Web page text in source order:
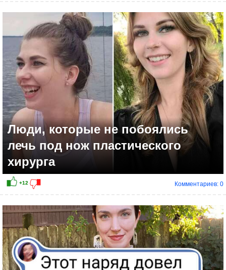
+10
Люди, которые не побоялись
лечь под нож пластического
хирурга
Комментариев: 0